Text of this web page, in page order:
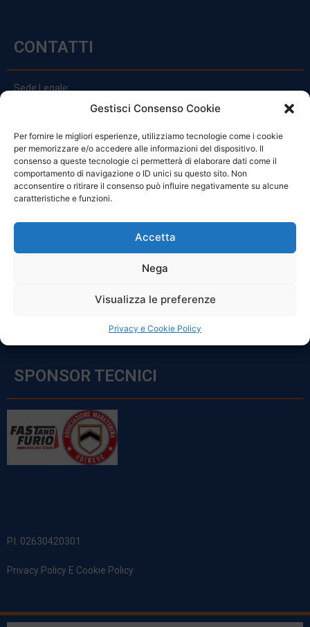
Gestisci Consenso Cookie
Per fornire le migliori esperienze, utilizziamo tecnologie come i cookie
per memorizzare e/o accedere alle informazioni del dispositivo. Il
consenso a queste tecnologie ci permetterà di elaborare dati come il
comportamento di navigazione o ID unici su questo sito. Non
acconsentire o ritirare il consenso può influire negativamente su alcune
caratteristiche e funzioni.
Accetta
Nega
Visualizza le preferenze
Privacy e Cookie Policy
CONTATTI
Sede Legale:
Via Principe Di Udine 144
clienti@officinefvg.it
info@officinefvg.it
posta@officinefvgpec.It
ORARI
Sabato: 8:00 – 12:00
SPONSOR TECNICI
P.I. 02630420301
Privacy Policy E Cookie Policy